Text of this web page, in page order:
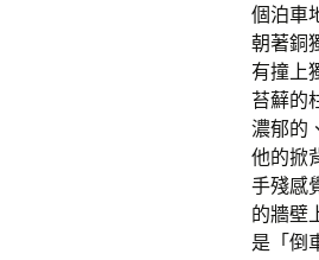
個泊車
朝著銅
有撞上
苔蘚的
濃郁的
他的掀
手殘感
的牆壁
是「倒